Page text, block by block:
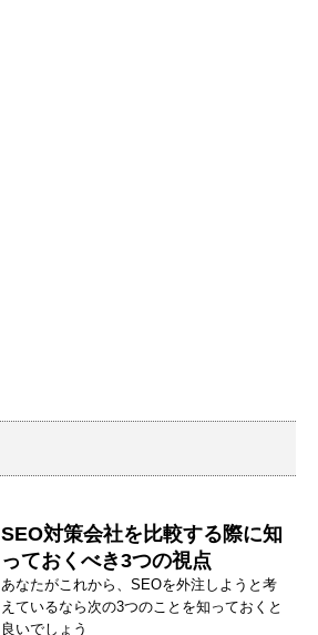
SEO対策会社を比較する際に知
っておくべき3つの視点
あなたがこれから、SEOを外注しようと考
えているなら次の3つのことを知っておくと
良いでしょう